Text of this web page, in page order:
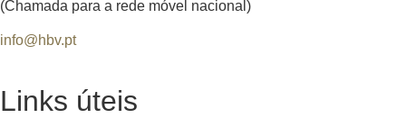
(Chamada para a rede móvel nacional)
info@hbv.pt
Links úteis